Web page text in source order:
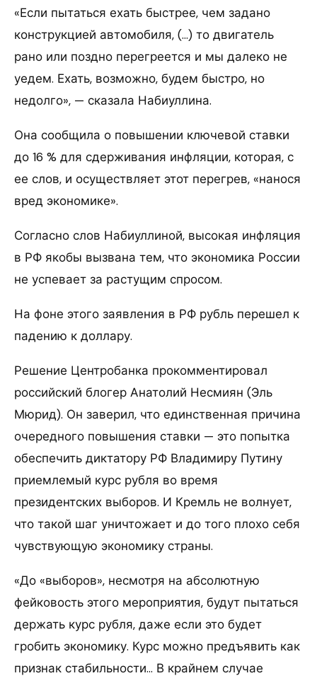
«Если пытаться ехать быстрее, чем задано
конструкцией автомобиля, (…) то двигатель
рано или поздно перегреется и мы далеко не
уедем. Ехать, возможно, будем быстро, но
недолго», — сказала Набиуллина.
Она сообщила о повышении ключевой ставки
до 16 % для сдерживания инфляции, которая, с
ее слов, и осуществляет этот перегрев, «нанося
вред экономике».
Согласно слов Набиуллиной, высокая инфляция
в РФ якобы вызвана тем, что экономика России
не успевает за растущим спросом.
На фоне этого заявления в РФ рубль перешел к
падению к доллару.
Решение Центробанка прокомментировал
российский блогер Анатолий Несмиян (Эль
Мюрид). Он заверил, что единственная причина
очередного повышения ставки — это попытка
обеспечить диктатору РФ Владимиру Путину
приемлемый курс рубля во время
президентских выборов. И Кремль не волнует,
что такой шаг уничтожает и до того плохо себя
чувствующую экономику страны.
«До «выборов», несмотря на абсолютную
фейковость этого мероприятия, будут пытаться
держать курс рубля, даже если это будет
гробить экономику. Курс можно предъявить как
признак стабильности… В крайнем случае